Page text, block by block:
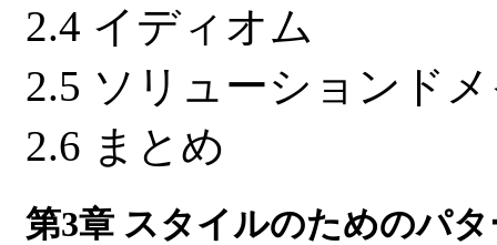
2.4 イディオム
2.5 ソリューションド
2.6 まとめ
第3章 スタイルのためのパ